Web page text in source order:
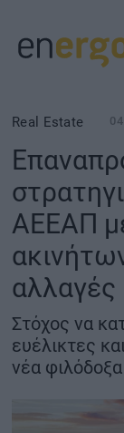
REAL
ΕΝΕΡΓΕΙΑ
Real Estate
ΑΕΕΑΠ
αλλαγές
Στόχος να
ευέλικτες
νέα